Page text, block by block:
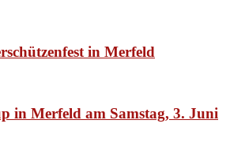
in Merfeld
in Merfeld am Samstag, 3. Juni